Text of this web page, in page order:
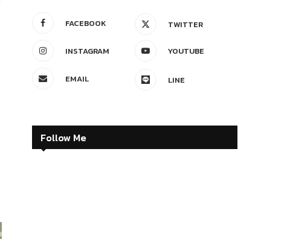
FACEBOOK TWITTER
INSTAGRAM YOUTUBE
EMAIL LINE
Follow Me